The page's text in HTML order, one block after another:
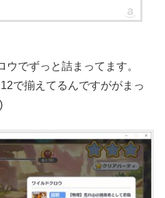
でずっと詰まってます。
で揃えてるんですががまっ